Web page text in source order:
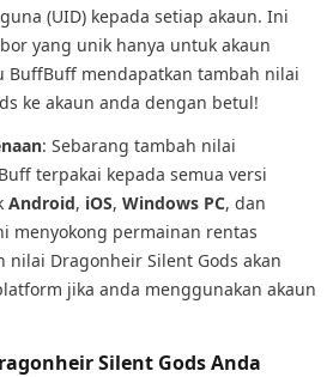
(UID) kepada setiap akaun. Ini
yang unik hanya untuk akaun
BuffBuff mendapatkan tambah nilai
ke akaun anda dengan betul!
: Sebarang tambah nilai
terpakai kepada semua versi
Android, iOS, Windows PC, dan
menyokong permainan rentas
Dragonheir Silent Gods akan
jika anda menggunakan akaun
Silent Gods Anda